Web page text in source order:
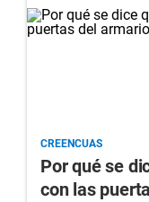
CREENCUAS
Por qué se
con las